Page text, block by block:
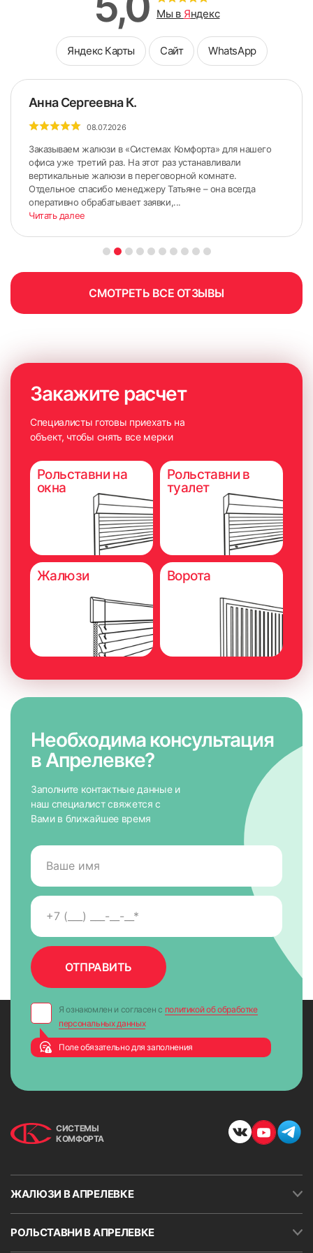
5. По сделанным ранее меткам приложить карниз.
Желательно использовать строительный уровень для
точного горизонтального расположения карниза.
6. Плотно прижать карниз на 5-10 секунд для максимально
надёжного приклеивания.
7. На направляющих снять защитную пленку для скотча,
приложить к окну и крепко прижать по всей высоте на 5-
10 сек. для максимально надежного крепления.
8. Опустить ткань до нижнего уровня и закрепить
Мы в Яндекс
Яндекс Карты Сайт WhatsApp
Анна Сергеевна К.
08.07.2026
Заказываем жалюзи в «Системах Комфорта» для нашего
офиса уже третий раз. На этот раз устанавливали
вертикальные жалюзи в переговорной комнате.
Отдельное спасибо менеджеру Татьяне – она всегда
оперативно обрабатывает заявки,...
Читать далее
СМОТРЕТЬ ВСЕ ОТЗЫВЫ
Закажите расчет
Специалисты готовы приехать на
объект, чтобы снять все мерки
Рольставни на
окна
Рольставни в
туалет
Жалюзи Ворота
Необходима консультация
в Апрелевке?
Заполните контактные данные и
наш специалист свяжется с
Вами в ближайшее время
Я ознакомлен и согласен с политикой об обработке
персональных данных
Поле обязательно для заполнения
СИСТЕМЫ
КОМФОРТА
ЖАЛЮЗИ В АПРЕЛЕВКЕ
РОЛЬСТАВНИ В АПРЕЛЕВКЕ